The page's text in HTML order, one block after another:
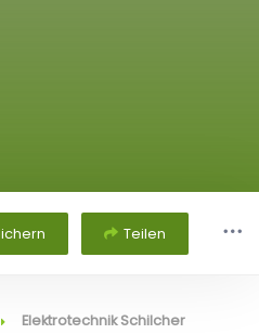
Teilen
Elektrotechnik Schilcher